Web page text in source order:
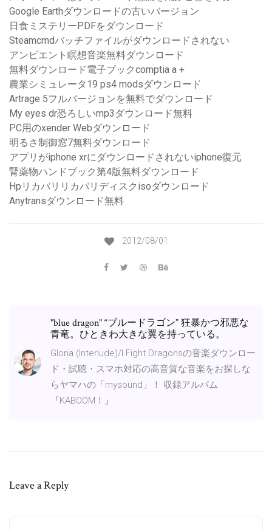
Google Earthダウンロードの古いバージョン
日食ミステリーPDFをダウンロード
Steamcmdバッチファイルがダウンロードされない
アンビエント瞑想音楽無料ダウンロード
無料ダウンロード電子ブックcomptia a +
農業シミュレータ19 ps4 modsダウンロード
Artrage 5フルバージョンを無料でダウンロード
My eyes dr恐ろしいmp3ダウンロード無料
PC用のxender Webダウンロード
明るさ制御窓7無料ダウンロード
アプリがiphone xrにダウンロードされないiphone復元
腎薬物ハンドブック第4版無料ダウンロード
Hpリカバリリカバリディスクisoダウンロード
Anytransダウンロード無料
2012/08/01
"blue dragon" “ブルードラゴン” 狂暴かつ邪悪な
青竜。ひときわ大きな翼を持っている。
Gloria (Interlude)/I Fight Dragonsの音楽ダウンロー
ド・試聴・スマホ対応の高音質な音楽をお探しな
らヤマハの「mysound」！ 収録アルバム
『KABOOM！』
Leave a Reply